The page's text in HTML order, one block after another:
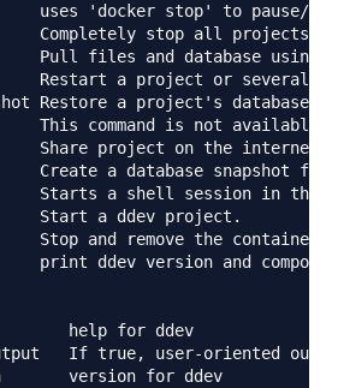
uses 'docker stop' to pause/
Completely stop all projects
Pull files and database using
Restart a project or several
Restore a project's database
This command is not available
Share project on the internet
Create a database snapshot for
Starts a shell session in the
Start a ddev project.
Stop and remove the
print ddev version and
help for ddev
If true, user-oriented
version for ddev